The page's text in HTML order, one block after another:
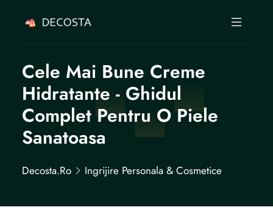
Cele Mai Bune Creme
Hidratante - Ghidul
Complet Pentru O Piele
Sanatoasa
Decosta.ro Ingrijire Personala & Cosmetice